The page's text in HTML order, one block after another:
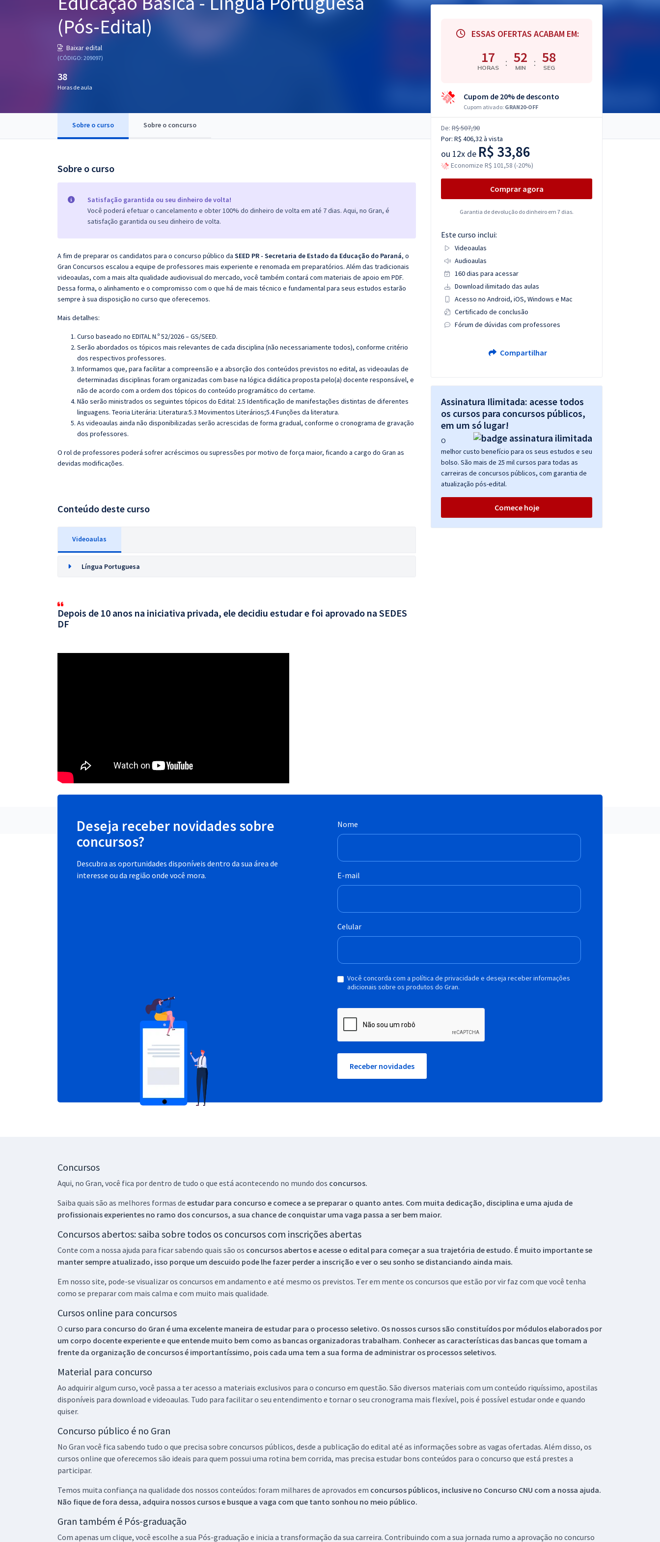
Conteúdo gratuito
Blog
(Pós-Edital)
Baixar edital
(CÓDIGO: 209097)
38
Horas de aula
Sobre o curso Sobre o concurso
Sobre o curso
Satisfação garantida ou seu dinheiro de volta!
Você poderá efetuar o cancelamento e obter 100% do dinheiro de volta em até 7 dias. Aqui, no Gran, é
satisfação garantida ou seu dinheiro de volta.
A fim de preparar os candidatos para o concurso público da SEED PR - Secretaria de Estado da Educação do Paraná, o
Gran Concursos escalou a equipe de professores mais experiente e renomada em preparatórios. Além das tradicionais
videoaulas, com a mais alta qualidade audiovisual do mercado, você também contará com materiais de apoio em PDF.
Dessa forma, o alinhamento e o compromisso com o que há de mais técnico e fundamental para seus estudos estarão
sempre à sua disposição no curso que oferecemos.
Mais detalhes:
Curso baseado no EDITAL N.º 52/2026 – GS/SEED.
Serão abordados os tópicos mais relevantes de cada disciplina (não necessariamente todos), conforme critério
dos respectivos professores.
Informamos que, para facilitar a compreensão e a absorção dos conteúdos previstos no edital, as videoaulas de
determinadas disciplinas foram organizadas com base na lógica didática proposta pelo(a) docente responsável, e
não de acordo com a ordem dos tópicos do conteúdo programático do certame.
Não serão ministrados os seguintes tópicos do Edital: 2.5 Identificação de manifestações distintas de diferentes
linguagens. Teoria Literária: Literatura:5.3 Movimentos Literários;5.4 Funções da literatura.
As videoaulas ainda não disponibilizadas serão acrescidas de forma gradual, conforme o cronograma de gravação
dos professores.
O rol de professores poderá sofrer acréscimos ou supressões por motivo de força maior, ficando a cargo do Gran as
devidas modificações.
Conteúdo deste curso
Videoaulas
Língua Portuguesa
Depois de 10 anos na iniciativa privada, ele decidiu estudar e foi aprovado na SEDES
DF
ESSAS OFERTAS ACABAM EM:
17
HORAS : 52
MIN : 57
SEG
Cupom de 20% de desconto
Cupom ativado: GRAN20-OFF
De: R$ 507,90
Por: R$ 406,32à vista
ou 12x de R$ 33,86
Economize R$ 101,58 (-20%)
Comprar agora
Garantia de devolução do dinheiro em 7 dias.
Este curso inclui:
Videoaulas
Audioaulas
160 dias para acessar
Download ilimitado das aulas
Acesso no Android, iOS, Windows e Mac
Certificado de conclusão
Fórum de dúvidas com professores
Compartilhar
Assinatura Ilimitada: acesse todos
os cursos para concursos públicos,
em um só lugar!
O
melhor custo benefício para os seus estudos e seu
bolso. São mais de 25 mil cursos para todas as
carreiras de concursos públicos, com garantia de
atualização pós-edital.
Comece hoje
Deseja receber novidades sobre
concursos?
Descubra as oportunidades disponíveis dentro da sua área de
interesse ou da região onde você mora.
Nome
E-mail
Celular
Você concorda com a política de privacidade e deseja receber informações
adicionais sobre os produtos do Gran.
Receber novidades
Concursos
Aqui, no Gran, você fica por dentro de tudo o que está acontecendo no mundo dos concursos.
Saiba quais são as melhores formas de estudar para concurso e comece a se preparar o quanto antes. Com muita dedicação, disciplina e uma ajuda de
profissionais experientes no ramo dos concursos, a sua chance de conquistar uma vaga passa a ser bem maior.
Concursos abertos: saiba sobre todos os concursos com inscrições abertas
Conte com a nossa ajuda para ficar sabendo quais são os concursos abertos e acesse o edital para começar a sua trajetória de estudo. É muito importante se
manter sempre atualizado, isso porque um descuido pode lhe fazer perder a inscrição e ver o seu sonho se distanciando ainda mais.
Em nosso site, pode-se visualizar os concursos em andamento e até mesmo os previstos. Ter em mente os concursos que estão por vir faz com que você tenha
como se preparar com mais calma e com muito mais qualidade.
Cursos online para concursos
O curso para concurso do Gran é uma excelente maneira de estudar para o processo seletivo. Os nossos cursos são constituídos por módulos elaborados por
um corpo docente experiente e que entende muito bem como as bancas organizadoras trabalham. Conhecer as características das bancas que tomam a
frente da organização de concursos é importantíssimo, pois cada uma tem a sua forma de administrar os processos seletivos.
Material para concurso
Ao adquirir algum curso, você passa a ter acesso a materiais exclusivos para o concurso em questão. São diversos materiais com um conteúdo riquíssimo, apostilas
disponíveis para download e videoaulas. Tudo para facilitar o seu entendimento e tornar o seu cronograma mais flexível, pois é possível estudar onde e quando
quiser.
Concurso público é no Gran
No Gran você fica sabendo tudo o que precisa sobre concursos públicos, desde a publicação do edital até as informações sobre as vagas ofertadas. Além disso, os
cursos online que oferecemos são ideais para quem possui uma rotina bem corrida, mas precisa estudar bons conteúdos para o concurso que está prestes a
participar.
Temos muita confiança na qualidade dos nossos conteúdos: foram milhares de aprovados em concursos públicos, inclusive no Concurso CNU com a nossa ajuda.
Não fique de fora dessa, adquira nossos cursos e busque a vaga com que tanto sonhou no meio público.
Gran também é Pós-graduação
Com apenas um clique, você escolhe a sua Pós-graduação e inicia a transformação da sua carreira. Contribuindo com a sua jornada rumo a aprovação no concurso